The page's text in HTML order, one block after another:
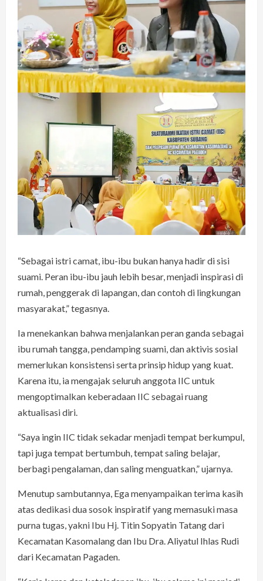
“Sebagai istri camat, ibu-ibu bukan hanya hadir di sisi
suami. Peran ibu-ibu jauh lebih besar, menjadi inspirasi di
rumah, penggerak di lapangan, dan contoh di lingkungan
masyarakat,” tegasnya.
Ia menekankan bahwa menjalankan peran ganda sebagai
ibu rumah tangga, pendamping suami, dan aktivis sosial
memerlukan konsistensi serta prinsip hidup yang kuat.
Karena itu, ia mengajak seluruh anggota IIC untuk
mengoptimalkan keberadaan IIC sebagai ruang
aktualisasi diri.
“Saya ingin IIC tidak sekadar menjadi tempat berkumpul,
tapi juga tempat bertumbuh, tempat saling belajar,
berbagi pengalaman, dan saling menguatkan,” ujarnya.
Menutup sambutannya, Ega menyampaikan terima kasih
atas dedikasi dua sosok inspiratif yang memasuki masa
purna tugas, yakni Ibu Hj. Titin Sopyatin Tatang dari
Kecamatan Kasomalang dan Ibu Dra. Aliyatul Ihlas Rudi
dari Kecamatan Pagaden.